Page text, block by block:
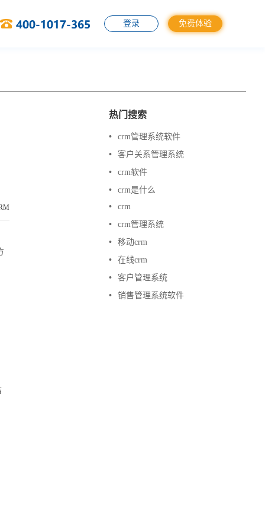
登录 免费体验
热门搜索
•
crm管理系统软件
•
客户关系管理系统
•
crm软件
•
crm是什么
•
crm
•
crm管理系统
•
移动crm
•
在线crm
•
客户管理系统
•
销售管理系统软件